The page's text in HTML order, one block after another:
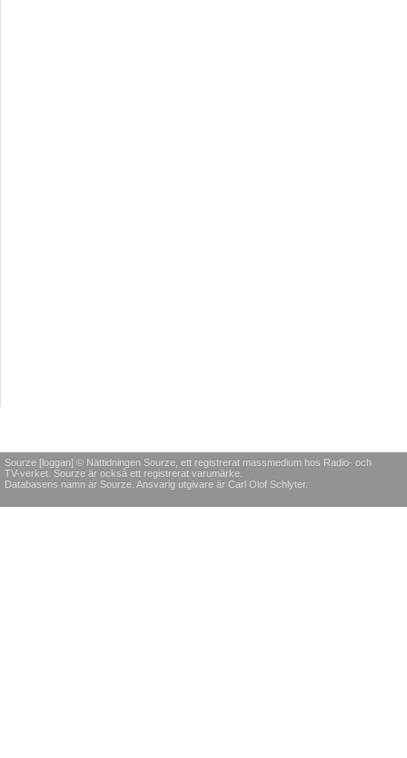
Sourze [loggan] © Nättidningen Sourze, ett registrerat massmedium hos Radio- och
TV-verket. Sourze är också ett registrerat varumärke.
Databasens namn är Sourze. Ansvarig utgivare är Carl Olof Schlyter.